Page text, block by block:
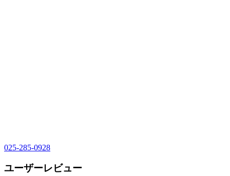
025-285-0928
ユーザーレビュー